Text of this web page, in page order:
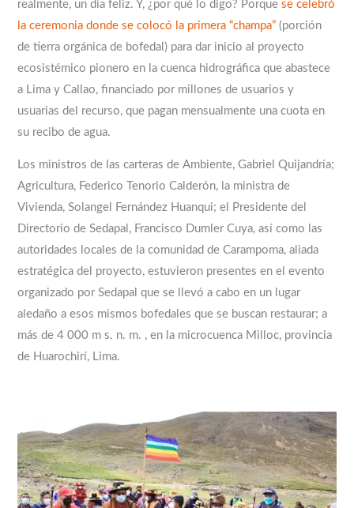
realmente, un día feliz. Y, ¿por qué lo digo? Porquese celebró
la ceremonia donde se colocó la primera “champa” (porción
de tierra orgánica de bofedal) para dar inicio al proyecto
ecosistémico pionero en la cuenca hidrográfica que abastece
a Lima y Callao, financiado por millones de usuarios y
usuarias del recurso, que pagan mensualmente una cuota en
su recibo de agua.
Los ministros de las carteras de Ambiente, Gabriel Quijandría;
Agricultura, Federico Tenorio Calderón, la ministra de
Vivienda, Solangel Fernández Huanqui; el Presidente del
Directorio de Sedapal, Francisco Dumler Cuya, así como las
autoridades locales de la comunidad de Carampoma, aliada
estratégica del proyecto, estuvieron presentes en el evento
organizado por Sedapal que se llevó a cabo en un lugar
aledaño a esos mismos bofedales que se buscan restaurar; a
más de 4 000 m s. n. m. , en la microcuenca Milloc, provincia
de Huarochirí, Lima.